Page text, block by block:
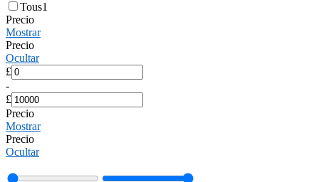
Tous1
Precio
Mostrar
Precio
Ocultar
£
-
£
Precio
Mostrar
Precio
Ocultar